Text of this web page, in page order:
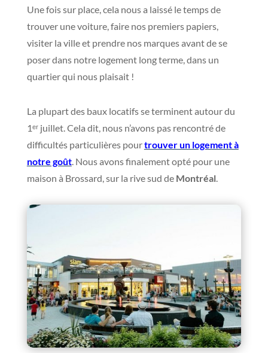
Une fois sur place, cela nous a laissé le temps de
trouver une voiture, faire nos premiers papiers,
visiter la ville et prendre nos marques avant de se
poser dans notre logement long terme, dans un
quartier qui nous plaisait !
La plupart des baux locatifs se terminent autour du
1ᵉʳ juillet. Cela dit, nous n’avons pas rencontré de
difficultés particulières pourtrouver un logement à
notre goût. Nous avons finalement opté pour une
maison à Brossard, sur la rive sud de Montréal.